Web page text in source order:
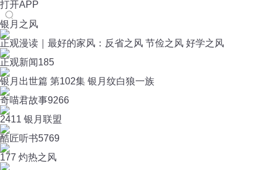
打开APP
银月之风
正观漫读｜最好的家风：反省之风 节俭之风 好学之风
正观新闻185
银月出世篇 第102集 银月纹白狼一族
奇喵君故事9266
2411 银月联盟
酷匠听书5769
177 灼热之风